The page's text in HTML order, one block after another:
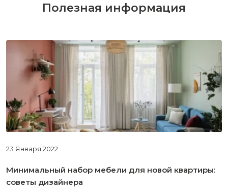
Полезная информация
23 Января 2022
Минимальный набор мебели для новой квартиры:
советы дизайнера